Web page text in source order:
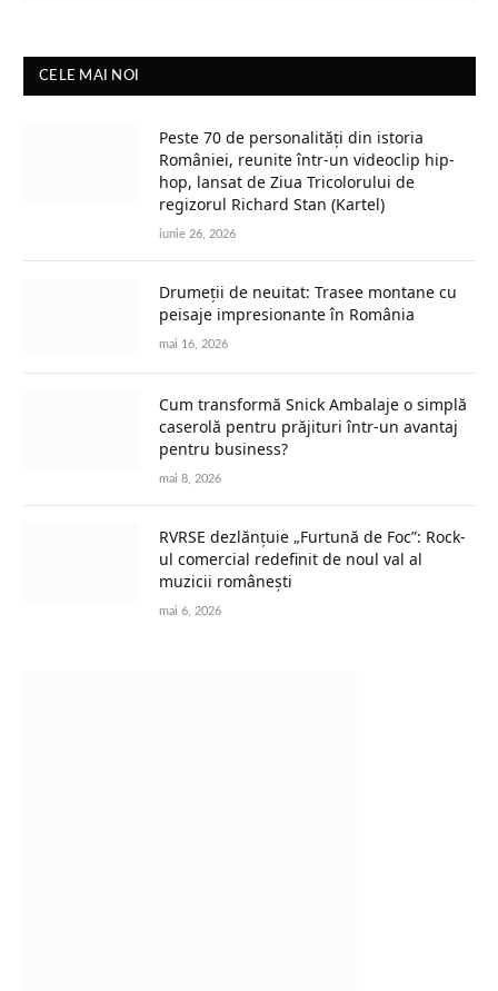
CELE MAI NOI
Peste 70 de personalități din istoria
României, reunite într-un videoclip hip-
hop, lansat de Ziua Tricolorului de
regizorul Richard Stan (Kartel)
iunie 26, 2026
Drumeții de neuitat: Trasee montane cu
peisaje impresionante în România
mai 16, 2026
Cum transformă Snick Ambalaje o simplă
caserolă pentru prăjituri într-un avantaj
pentru business?
mai 8, 2026
RVRSE dezlănțuie „Furtună de Foc”: Rock-
ul comercial redefinit de noul val al
muzicii românești
mai 6, 2026